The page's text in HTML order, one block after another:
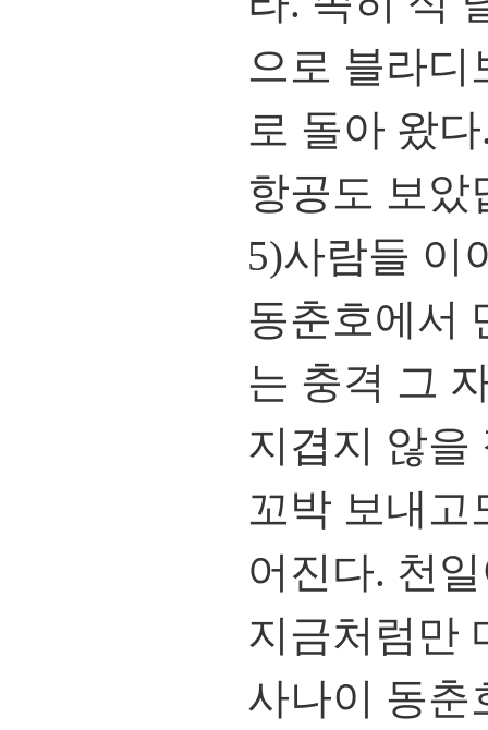
으로 블라디
로 돌아 왔
항공도 보았
5)사람들 이
동춘호에서
는 충격 그
지겹지 않을
꼬박 보내고
어진다. 천
지금처럼만
사나이 동춘